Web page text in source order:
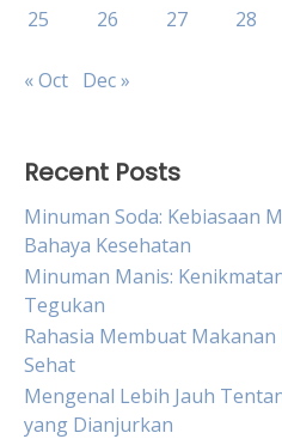
25
26 27 28
« Oct Dec »
Recent Posts
Minuman Soda: Kebiasaan
Bahaya Kesehatan
Minuman Manis:
Tegukan
Rahasia Membuat
Sehat
Mengenal Lebih Jauh
yang Dianjurkan